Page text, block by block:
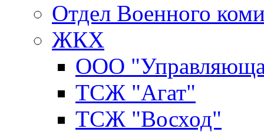
Отдел Военного
ЖКХ
ООО
ТСЖ "Агат"
ТСЖ "Восход"